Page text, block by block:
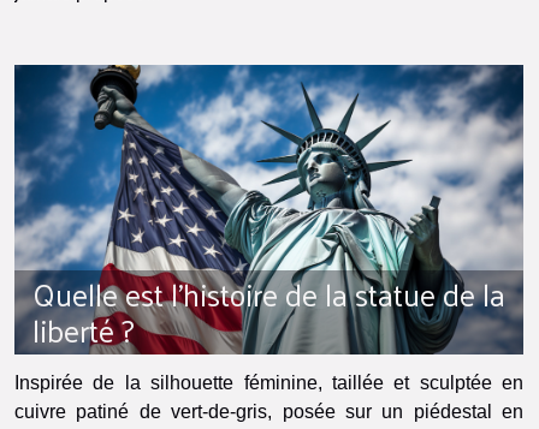
Quelle est l’histoire de la statue de la
liberté ?
Inspirée de la silhouette féminine, taillée et sculptée en
cuivre patiné de vert-de-gris, posée sur un piédestal en